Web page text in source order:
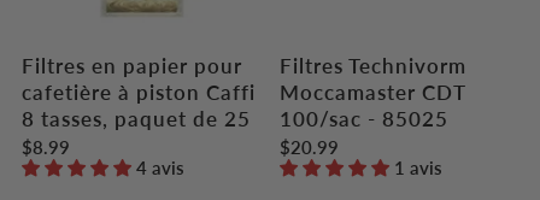
Filtres en papier pour
cafetière à piston Caffi
8 tasses, paquet de 25
$8.99
4 avis
Filtres Technivorm
Moccamaster CDT
100/sac - 85025
$20.99
1 avis